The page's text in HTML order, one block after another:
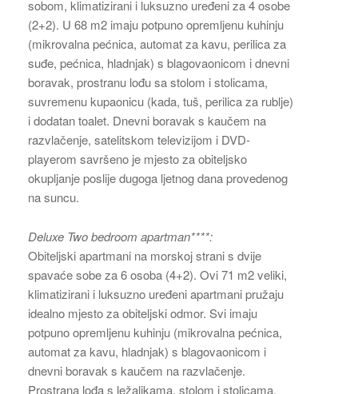
sobom, klimatizirani i luksuzno uređeni za 4 osobe
(2+2). U 68 m2 imaju potpuno opremljenu kuhinju
(mikrovalna pećnica, automat za kavu, perilica za
suđe, pećnica, hladnjak) s blagovaonicom i dnevni
boravak, prostranu lođu sa stolom i stolicama,
suvremenu kupaonicu (kada, tuš, perilica za rublje)
i dodatan toalet. Dnevni boravak s kaučem na
razvlačenje, satelitskom televizijom i DVD-
playerom savršeno je mjesto za obiteljsko
okupljanje poslije dugoga ljetnog dana provedenog
na suncu.
Deluxe Two bedroom apartman****:
Obiteljski apartmani na morskoj strani s dvije
spavaće sobe za 6 osoba (4+2). Ovi 71 m2 veliki,
klimatizirani i luksuzno uređeni apartmani pružaju
idealno mjesto za obiteljski odmor. Svi imaju
potpuno opremljenu kuhinju (mikrovalna pećnica,
automat za kavu, hladnjak) s blagovaonicom i
dnevni boravak s kaučem na razvlačenje.
Prostrana lođa s ležaljkama, stolom i stolicama,